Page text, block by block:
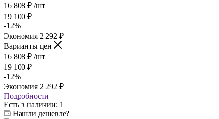
16 808 ₽ /шт
19 100 ₽
-12%
Экономия 2 292 ₽
Варианты цен
16 808 ₽ /шт
19 100 ₽
-12%
Экономия 2 292 ₽
Подробности
Есть в наличии: 1
Нашли дешевле?